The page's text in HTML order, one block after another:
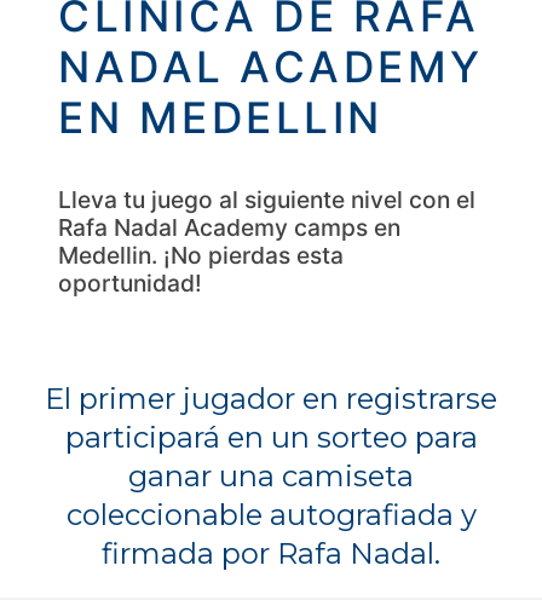
CLÍNICA DE RAFA
NADAL ACADEMY
EN MEDELLIN
Lleva tu juego al siguiente nivel con el
Rafa Nadal Academy camps en
Medellin. ¡No pierdas esta
oportunidad!
El primer jugador en registrarse
participará en un sorteo para
ganar una camiseta
coleccionable autografiada y
firmada por Rafa Nadal.